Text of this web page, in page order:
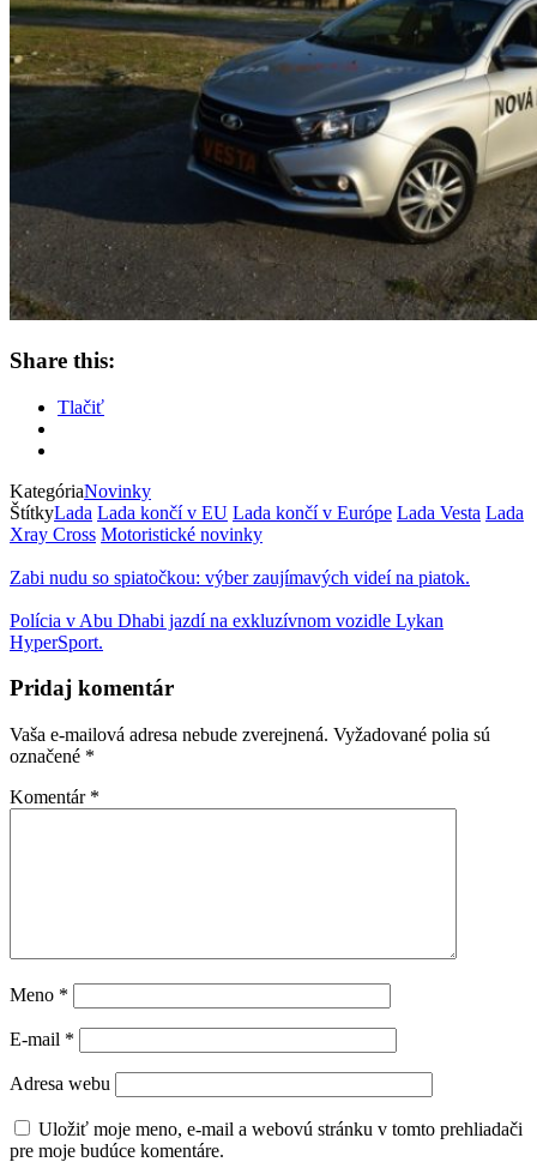
Share this:
Tlačiť
KategóriaNovinky
ŠtítkyLada Lada končí v EU Lada končí v Európe Lada Vesta Lada
Xray Cross Motoristické novinky
Zabi nudu so spiatočkou: výber zaujímavých videí na piatok.
Polícia v Abu Dhabi jazdí na exkluzívnom vozidle Lykan
HyperSport.
Pridaj komentár
Vaša e-mailová adresa nebude zverejnená. Vyžadované polia sú
označené *
Komentár *
Meno *
E-mail *
Adresa webu
Uložiť moje meno, e-mail a webovú stránku v tomto prehliadači
pre moje budúce komentáre.